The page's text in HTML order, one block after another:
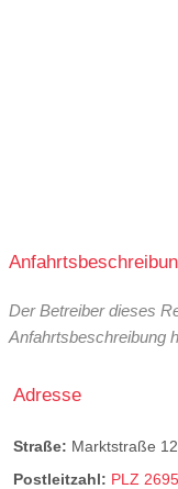
Der Betreiber dieses
Anfahrtsbeschreibung
Adresse
Straße: Marktstraße 12
Postleitzahl: PLZ